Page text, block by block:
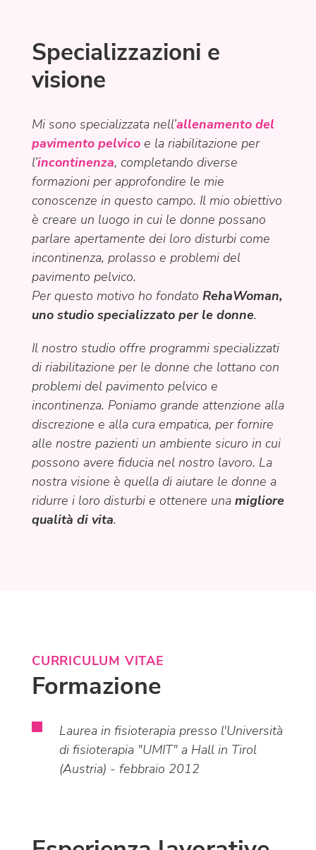
Specializzazioni e
visione
Mi sono specializzata nell’allenamento del
pavimento pelvicoe la riabilitazione per
l’incontinenza, completando diverse
formazioni per approfondire le mie
conoscenze in questo campo. Il mio obiettivo
è creare un luogo in cui le donne possano
parlare apertamente dei loro disturbi come
incontinenza, prolasso e problemi del
pavimento pelvico.
Per questo motivo ho fondato RehaWoman,
uno studio specializzato per le donne.
Il nostro studio offre programmi specializzati
di riabilitazione per le donne che lottano con
problemi del pavimento pelvico e
incontinenza. Poniamo grande attenzione alla
discrezione e alla cura empatica, per fornire
alle nostre pazienti un ambiente sicuro in cui
possono avere fiducia nel nostro lavoro. La
nostra visione è quella di aiutare le donne a
ridurre i loro disturbi e ottenere una migliore
qualità di vita.
CURRICULUM VITAE
Formazione
Laurea in fisioterapia presso l'Università
di fisioterapia "UMIT" a Hall in Tirol
(Austria) - febbraio 2012